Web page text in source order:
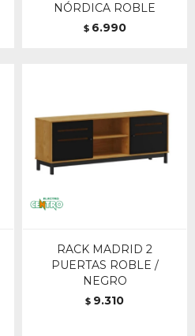
NÓRDICA ROBLE
$ 6.990
RACK MADRID 2
PUERTAS ROBLE /
NEGRO
$ 9.310